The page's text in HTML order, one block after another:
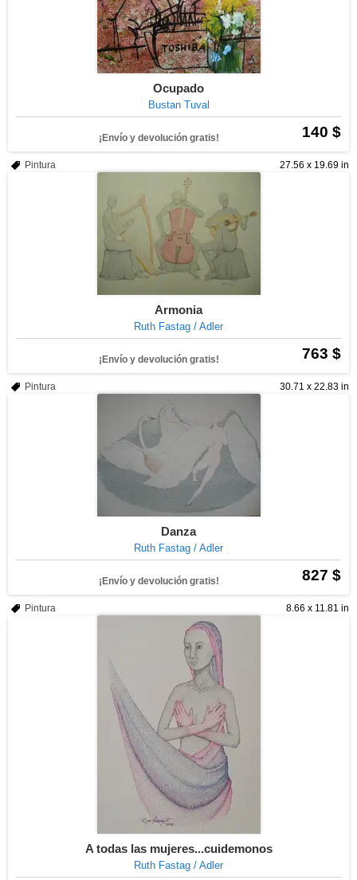
Ocupado
Bustan Tuval
140 $
¡Envío y devolución gratis!
27.56 x 19.69 in
Pintura
Armonia
Ruth Fastag / Adler
763 $
¡Envío y devolución gratis!
30.71 x 22.83 in
Pintura
Danza
Ruth Fastag / Adler
827 $
¡Envío y devolución gratis!
8.66 x 11.81 in
Pintura
A todas las mujeres...cuidemonos
Ruth Fastag / Adler